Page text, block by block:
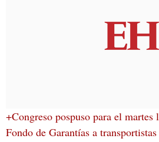
+Congreso pospuso para el martes
Fondo de Garantías a transportistas